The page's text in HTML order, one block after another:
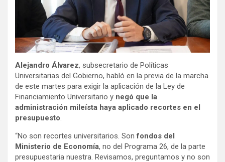
Alejandro Álvarez, subsecretario de Políticas
Universitarias del Gobierno, habló en la previa de la marcha
de este martes para exigir la aplicación de la Ley de
Financiamiento Universitario y negó que la
administración mileísta haya aplicado recortes en el
presupuesto.
“No son recortes universitarios. Son fondos del
Ministerio de Economía, no del Programa 26, de la parte
presupuestaria nuestra. Revisamos, preguntamos y no son